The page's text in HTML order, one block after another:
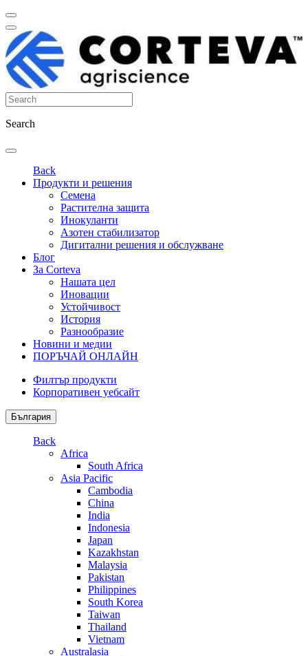
Search
Back
Продукти и решения
Семена
Растителна защита
Инокуланти
Азотен стабилизатор
Дигитални решения и обслужване
Блог
За Corteva
Нашата цел
Иновации
Устойчивост
История
Разнообразие
Новини и медии
ПОРЪЧАЙ ОНЛАЙН
Филтър продукти
Корпоративен уебсайт
България
Back
Africa
South Africa
Asia Pacific
Cambodia
China
India
Indonesia
Japan
Kazakhstan
Malaysia
Pakistan
Philippines
South Korea
Taiwan
Thailand
Vietnam
Australasia